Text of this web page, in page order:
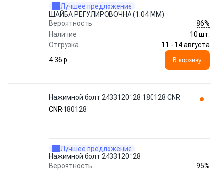
Лучшее предложение
ШАЙБА РЕГУЛИРОВОЧНА (1.04 MM)
Вероятность
86%
Наличие
10 шт.
Отгрузка
11 - 14 августа
4.36 p.
В корзину
Нажимной болт 2433120128 180128 CNR
CNR 180128
Лучшее предложение
Нажимной болт 2433120128
Вероятность
95%